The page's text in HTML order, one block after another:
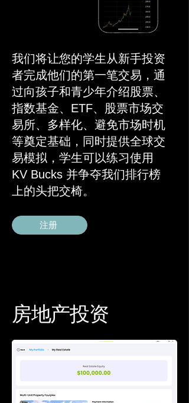
我们将让您的学生从新手投资
者完成他们的第一笔交易，通
过向孩子和青少年介绍股票、
指数基金、ETF、股票市场交
易所、多样化、避免市场时机
等奠定基础，同时提供全球交
易模拟，学生可以练习使用
KV Bucks 并争夺我们排行榜
上的头把交椅。
注册
房地产投资